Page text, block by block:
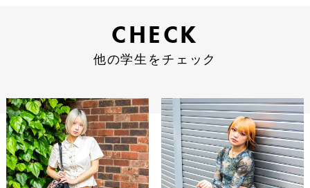
CHECK
CHECK
他の学生をチェック
他の学生をチェック